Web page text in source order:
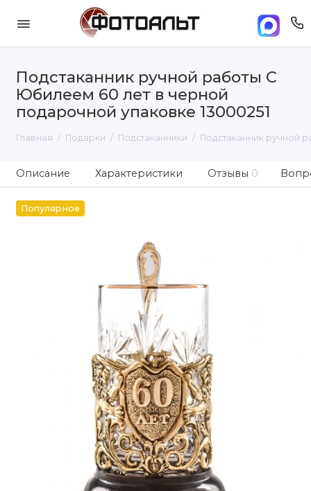
Подстаканник ручной работы С
Юбилеем 60 лет в черной
подарочной упаковке 13000251
Главная Подарки Подстаканники Подстаканник ручной
Описание Характеристики Отзывы 0
Популярное